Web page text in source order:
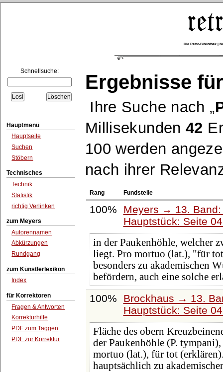
Die Retro-Bibliothek |
Schnellsuche:
Hauptmenü
Hauptseite
Suchen
Stöbern
Technisches
Technik
Statistik
richtig Verlinken
zum Meyers
Autorennamen
Abkürzungen
Rundgang
zum Künstlerlexikon
Index
für Korrektoren
Fragen & Antworten
Korrekturhilfe
PDF zum Taggen
PDF zur Korrektur
Ergebnisse
Ihre Suche nach
Millisekunden42
100 werden
nach ihrer
Rang Fundstelle
100%
Meyers → 13.
Hauptstück: Seite
in der Paukenhöhle, welcher
liegt. Pro mortuo (lat.), "für
besonders zu akademischen
befördern, auch eine solche
100%
Brockhaus → 13.
Hauptstück: Seite
Fläche des obern
der Paukenhöhle (P.
mortuo (lat.), für tot
hauptsächlich zu